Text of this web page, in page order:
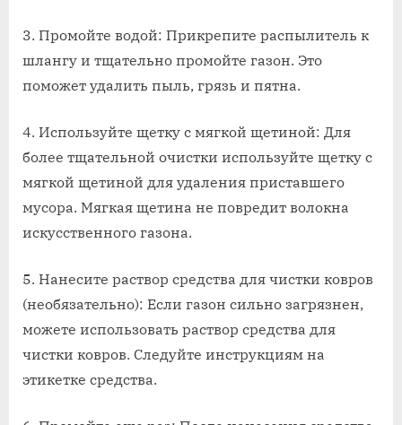
3. Промойте водой: Прикрепите распылитель к
шлангу и тщательно промойте газон. Это
поможет удалить пыль, грязь и пятна.
4. Используйте щетку с мягкой щетиной: Для
более тщательной очистки используйте щетку с
мягкой щетиной для удаления приставшего
мусора. Мягкая щетина не повредит волокна
искусственного газона.
5. Нанесите раствор средства для чистки ковров
(необязательно): Если газон сильно загрязнен,
можете использовать раствор средства для
чистки ковров. Следуйте инструкциям на
этикетке средства.